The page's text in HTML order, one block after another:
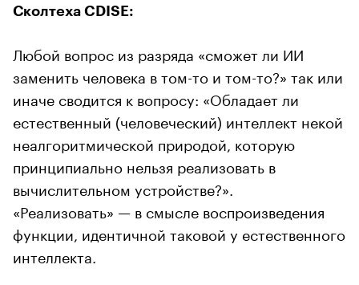
Сколтеха CDISE:
Любой вопрос из разряда «сможет ли ИИ
заменить человека в том-то и том-то?» так или
иначе сводится к вопросу: «Обладает ли
естественный (человеческий) интеллект некой
неалгоритмической природой, которую
принципиально нельзя реализовать в
вычислительном устройстве?».
«Реализовать» — в смысле воспроизведения
функции, идентичной таковой у естественного
интеллекта.